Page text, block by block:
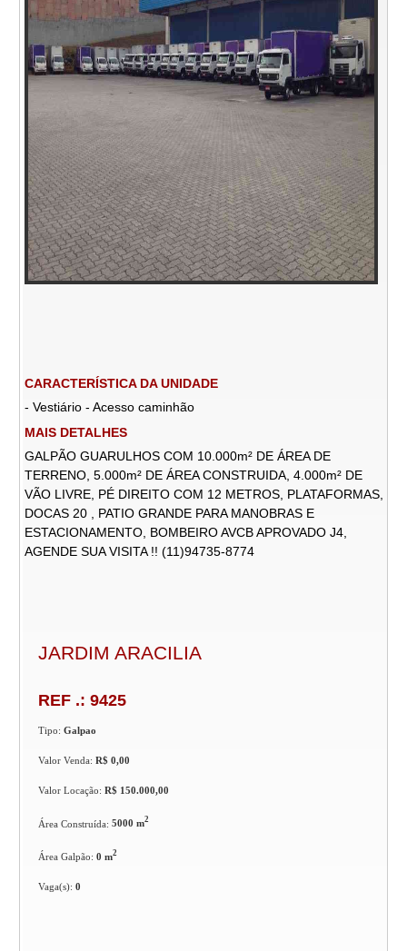
CARACTERÍSTICA DA UNIDADE
- Vestiário - Acesso caminhão
MAIS DETALHES
GALPÃO GUARULHOS COM 10.000m² DE ÁREA DE
TERRENO, 5.000m² DE ÁREA CONSTRUIDA, 4.000m² DE
VÃO LIVRE, PÉ DIREITO COM 12 METROS, PLATAFORMAS,
DOCAS 20 , PATIO GRANDE PARA MANOBRAS E
ESTACIONAMENTO, BOMBEIRO AVCB APROVADO J4,
AGENDE SUA VISITA !! (11)94735-8774
JARDIM ARACILIA
REF .: 9425
Tipo:Galpao
Valor Venda:R$ 0,00
Valor Locação:R$ 150.000,00
Área Construída:5000 m2
Área Galpão:0 m2
Vaga(s):0